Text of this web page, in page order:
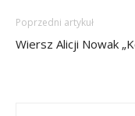
Poprzedni artykuł
Wiersz Alicji Nowak